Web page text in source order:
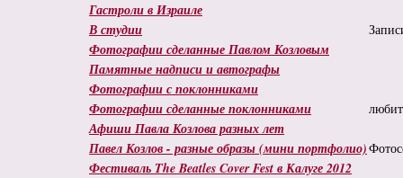
Гастроли в Израиле
В студии
Фотографии сделанные Павлом Козловым
Памятные надписи и автографы
Фотографии с поклонниками
Фотографии сделанные поклонниками
Афиши Павла Козлова разных лет
Павел Козлов - разные образы (мини портфолио)
Фестиваль The Beatles Cover Fest в Калуге 2012